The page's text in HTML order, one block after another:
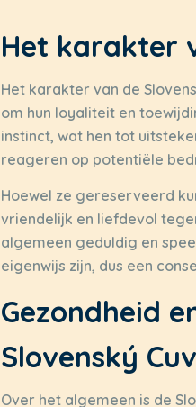
Het karakter
Het karakter van de
om hun loyaliteit en
instinct, wat hen tot
reageren op potentiële
Hoewel ze gereserveerd
vriendelijk en liefdevol
algemeen geduldig en
eigenwijs zijn, dus een
Gezondheid
Slovenský
Over het algemeen is de